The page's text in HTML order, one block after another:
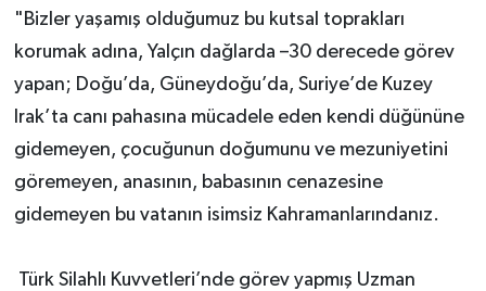
"Bizler yaşamış olduğumuz bu kutsal toprakları
korumak adına, Yalçın dağlarda –30 derecede görev
yapan; Doğu’da, Güneydoğu’da, Suriye’de Kuzey
Irak’ta canı pahasına mücadele eden kendi düğününe
gidemeyen, çocuğunun doğumunu ve mezuniyetini
göremeyen, anasının, babasının cenazesine
gidemeyen bu vatanın isimsiz Kahramanlarındanız.
Türk Silahlı Kuvvetleri’nde görev yapmış Uzman